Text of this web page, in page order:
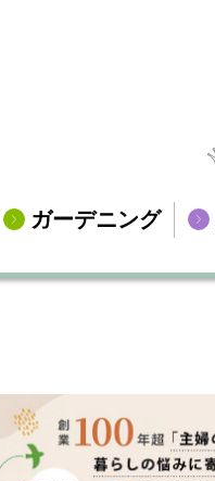
ガーデニング